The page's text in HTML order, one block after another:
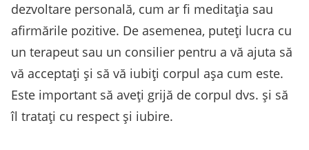
dezvoltare personală, cum ar fi meditația sau
afirmările pozitive. De asemenea, puteți lucra cu
un terapeut sau un consilier pentru a vă ajuta să
vă acceptați și să vă iubiți corpul așa cum este.
Este important să aveți grijă de corpul dvs. și să
îl tratați cu respect și iubire.